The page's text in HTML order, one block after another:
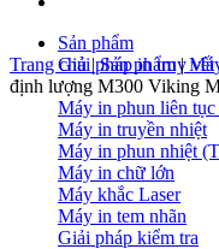
Sản phẩm
Giải pháp in truy vết
Máy in phun liên
Máy in truyền nhiệt
Máy in phun nhiệt
Máy in chữ lớn
Máy khắc Laser
Máy in tem nhãn
Giải pháp kiểm tra
Trang chủ|Sản phẩm|
định lượng M300 Viking